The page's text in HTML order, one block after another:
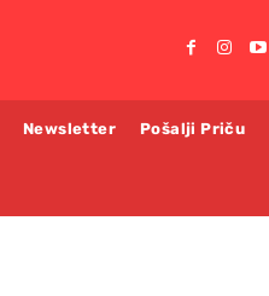
Newsletter Pošalji Priču